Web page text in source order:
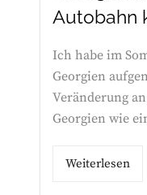
Autobahn
Ich habe im
Georgien
Veränderung
Georgien wie
Weiterlesen